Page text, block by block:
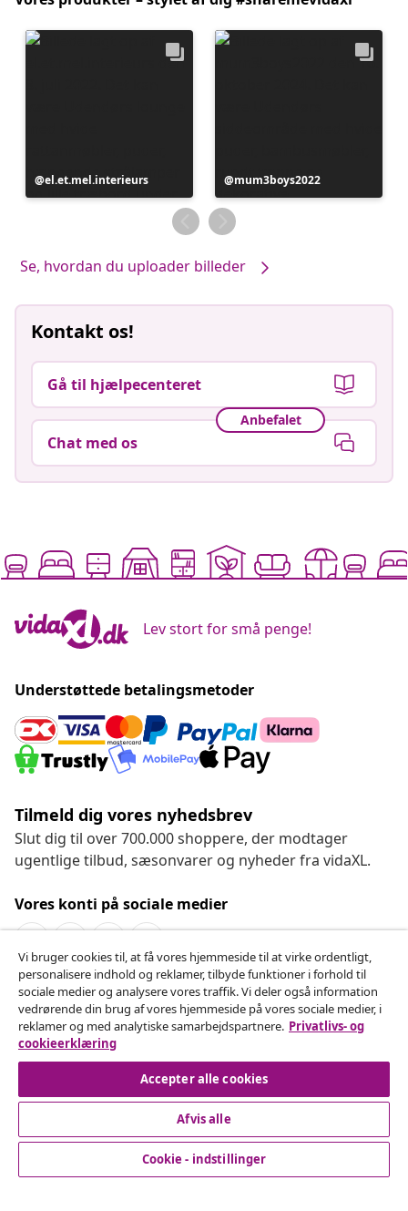
Opslag
offentliggjort
el.et.mel.interieurs
Opslag
offentliggjort
af
mum3boys2022
Se, hvordan du uploader billeder
Kontakt os!
Gå til hjælpecenteret
Anbefalet
Chat med os
Lev stort for små penge!
Understøttede betalingsmetoder
Tilmeld dig vores nyhedsbrev
Slut dig til over 700.000 shoppere, der modtager
ugentlige tilbud, sæsonvarer og nyheder fra vidaXL.
Vores konti på sociale medier
Fortryd køb
Indsend en anmodning om at fortryde din ordre.
Fortryd køb
Kundeservice
Vi bruger cookies til, at få vores hjemmeside til at virke ordentligt,
personalisere indhold og reklamer, tilbyde funktioner i forhold til
sociale medier og analysere vores traffik. Vi deler også information
vedrørende din brug af vores hjemmeside på vores sociale medier, i
reklamer og med analytiske samarbejdspartnere. Privatlivs- og
cookieerklæring
Accepter alle cookies
Afvis alle
Cookie - indstillinger